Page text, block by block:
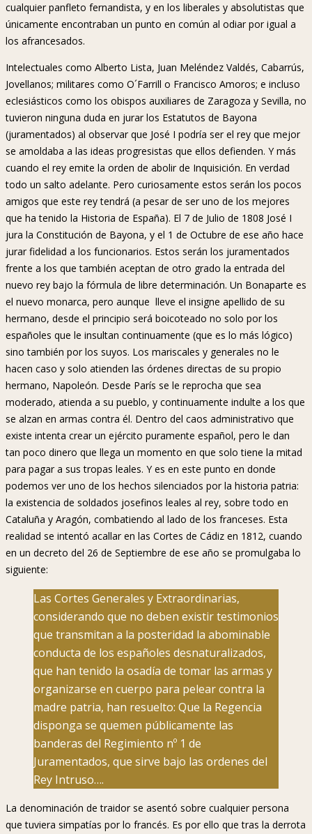
cualquier panfleto fernandista, y en los liberales y absolutistas que
únicamente encontraban un punto en común al odiar por igual a
los afrancesados.
Intelectuales como Alberto Lista, Juan Meléndez Valdés, Cabarrús,
Jovellanos; militares como O´Farrill o Francisco Amoros; e incluso
eclesiásticos como los obispos auxiliares de Zaragoza y Sevilla, no
tuvieron ninguna duda en jurar los Estatutos de Bayona
(juramentados) al observar que José I podría ser el rey que mejor
se amoldaba a las ideas progresistas que ellos defienden. Y más
cuando el rey emite la orden de abolir de Inquisición. En verdad
todo un salto adelante. Pero curiosamente estos serán los pocos
amigos que este rey tendrá (a pesar de ser uno de los mejores
que ha tenido la Historia de España). El 7 de Julio de 1808 José I
jura la Constitución de Bayona, y el 1 de Octubre de ese año hace
jurar fidelidad a los funcionarios. Estos serán los juramentados
frente a los que también aceptan de otro grado la entrada del
nuevo rey bajo la fórmula de libre determinación. Un Bonaparte es
el nuevo monarca, pero aunque lleve el insigne apellido de su
hermano, desde el principio será boicoteado no solo por los
españoles que le insultan continuamente (que es lo más lógico)
sino también por los suyos. Los mariscales y generales no le
hacen caso y solo atienden las órdenes directas de su propio
hermano, Napoleón. Desde París se le reprocha que sea
moderado, atienda a su pueblo, y continuamente indulte a los que
se alzan en armas contra él. Dentro del caos administrativo que
existe intenta crear un ejército puramente español, pero le dan
tan poco dinero que llega un momento en que solo tiene la mitad
para pagar a sus tropas leales. Y es en este punto en donde
podemos ver uno de los hechos silenciados por la historia patria:
la existencia de soldados josefinos leales al rey, sobre todo en
Cataluña y Aragón, combatiendo al lado de los franceses. Esta
realidad se intentó acallar en las Cortes de Cádiz en 1812, cuando
en un decreto del 26 de Septiembre de ese año se promulgaba lo
siguiente:
Las Cortes Generales y Extraordinarias,
considerando que no deben existir testimonios
que transmitan a la posteridad la abominable
conducta de los españoles desnaturalizados,
que han tenido la osadía de tomar las armas y
organizarse en cuerpo para pelear contra la
madre patria, han resuelto: Que la Regencia
disponga se quemen públicamente las
banderas del Regimiento nº 1 de
Juramentados, que sirve bajo las ordenes del
Rey Intruso….
La denominación de traidor se asentó sobre cualquier persona
que tuviera simpatías por lo francés. Es por ello que tras la derrota